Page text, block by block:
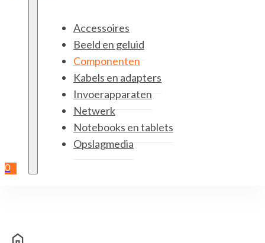
0
Accessoires
Beeld en geluid
Componenten
Kabels en adapters
Invoerapparaten
Netwerk
Notebooks en tablets
Opslagmedia